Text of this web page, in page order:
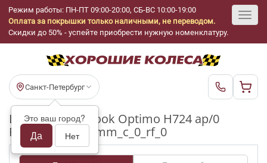
Режим работы: ПН-ПТ 09:00-20:00, СБ-ВС 10:00-19:00
Оплата за покрышки только наличными, не переводом.
Скидки до 50% - успейте приобрести нужную номенклатуру.
Санкт-Петербург
Это ваш город?
Да Нет
Шины бу Hankook Optimo H724 ap/0
R15_215_70_5-6mm_c_0_rf_0